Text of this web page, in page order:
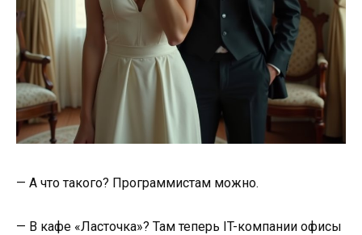
— А что такого? Программистам можно.
— В кафе «Ласточка»? Там теперь IT-компании офисы